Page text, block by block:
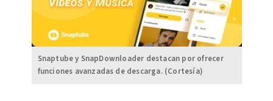
Snaptube y SnapDownloader destacan por ofrecer
funciones avanzadas de descarga. (Cortesía)